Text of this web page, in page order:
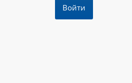
Войти